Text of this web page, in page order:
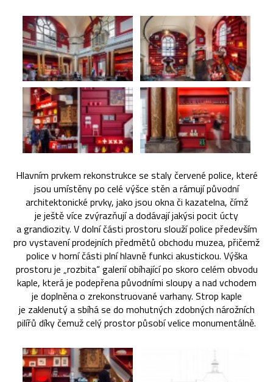
Hlavním prvkem rekonstrukce se staly červené police, které
jsou umístěny po celé výšce stěn a rámují původní
architektonické prvky, jako jsou okna či kazatelna, čímž
je ještě více zvýrazňují a dodávají jakýsi pocit úcty
a grandiozity. V dolní části prostoru slouží police především
pro vystavení prodejních předmětů obchodu muzea, přičemž
police v horní části plní hlavně funkci akustickou. Výška
prostoru je „rozbita“ galerií obíhající po skoro celém obvodu
kaple, která je podepřena původními sloupy a nad vchodem
je doplněna o zrekonstruované varhany. Strop kaple
je zaklenutý a sbíhá se do mohutných zdobných nárožních
pilířů díky čemuž celý prostor působí velice monumentálně.